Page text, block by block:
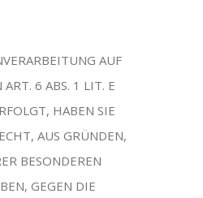
AUF
6 ABS. 1 LIT. E
HABEN SIE
AUS GRÜNDEN,
BESONDEREN
GEGEN DIE